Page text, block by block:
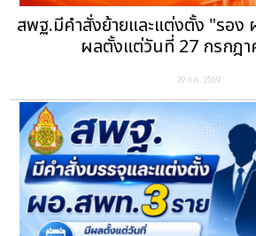
สพฐ.มีคำสั่งย้ายและแต่งตั้ง "รอง
ผลตั้งแต่วันที่ 27 กรกฎ
29 ก.ค. 2569